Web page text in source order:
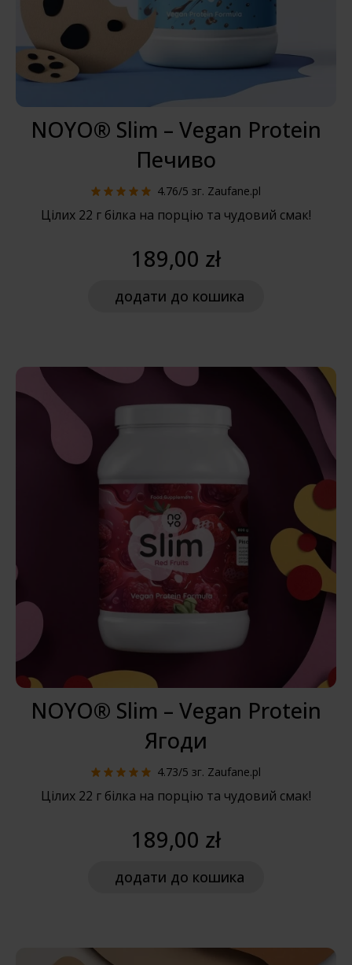
NOYO® Slim – Vegan Protein
Печиво
4.76/5 зг. Zaufane.pl
Цілих 22 г білка на порцію та чудовий смак!
189,00 zł
додати до кошика
NOYO® Slim – Vegan Protein
Ягоди
4.73/5 зг. Zaufane.pl
Цілих 22 г білка на порцію та чудовий смак!
189,00 zł
додати до кошика